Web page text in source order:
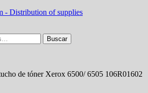
Buscar
de tóner Xerox 6500/ 6505 106R01602